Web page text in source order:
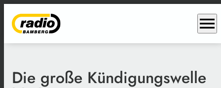
menu
Die große Kündigungswelle